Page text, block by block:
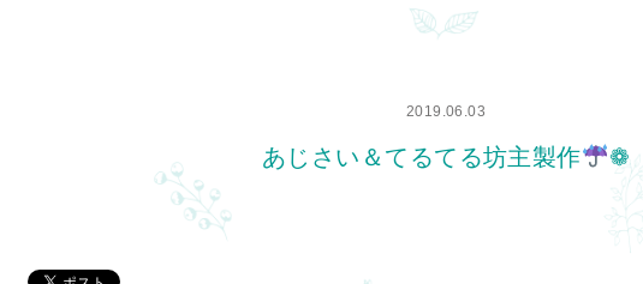
2019.06.03
あじさい＆てるてる坊主製作 ❁